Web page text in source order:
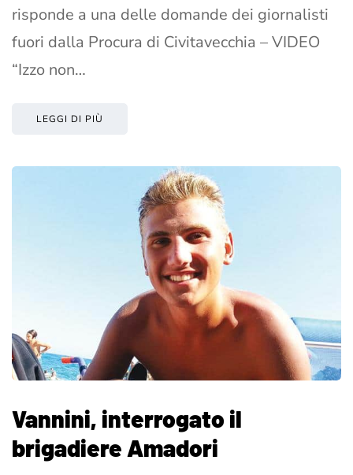
risponde a una delle domande dei giornalisti
fuori dalla Procura di Civitavecchia – VIDEO
“Izzo non…
LEGGI DI PIÙ
Vannini, interrogato il
brigadiere Amadori